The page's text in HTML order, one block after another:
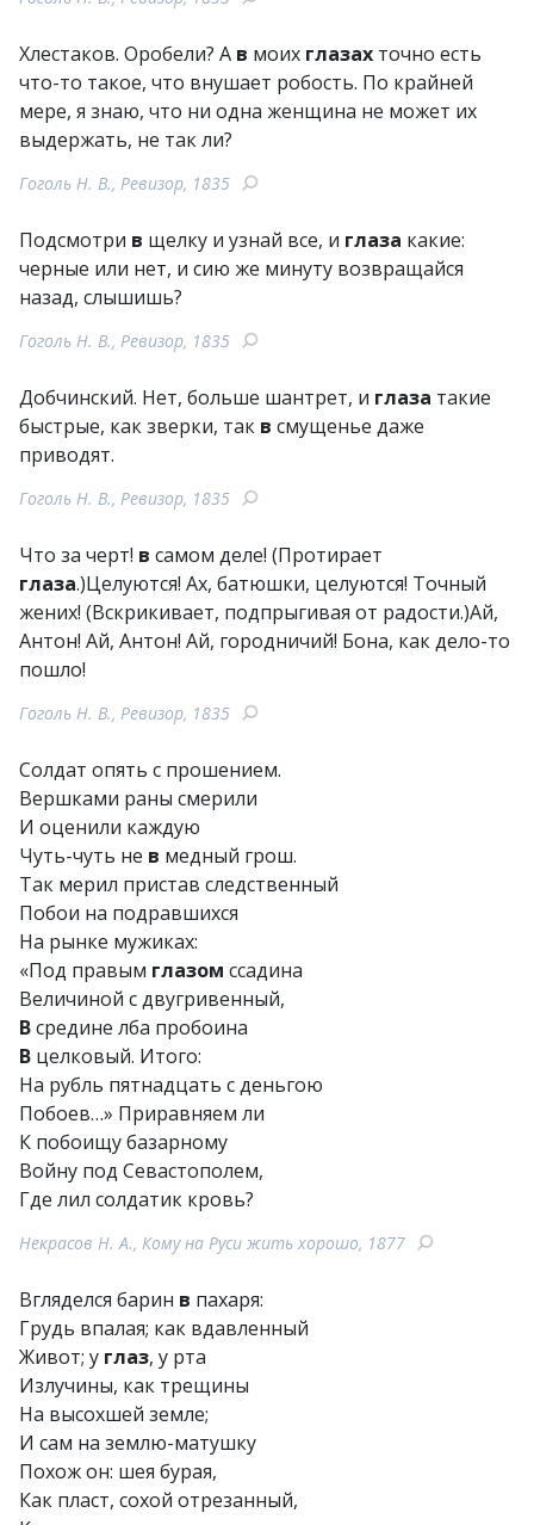
Хлестаков. Оробели? А в моих глазах точно есть
что-то такое, что внушает робость. По крайней
мере, я знаю, что ни одна женщина не может их
выдержать, не так ли?
Гоголь Н. В., Ревизор, 1835
Подсмотри в щелку и узнай все, и глаза какие:
черные или нет, и сию же минуту возвращайся
назад, слышишь?
Гоголь Н. В., Ревизор, 1835
Добчинский. Нет, больше шантрет, и глаза такие
быстрые, как зверки, так в смущенье даже
приводят.
Гоголь Н. В., Ревизор, 1835
Что за черт! в самом деле! (Протирает
глаза.)Целуются! Ах, батюшки, целуются! Точный
жених! (Вскрикивает, подпрыгивая от радости.)Ай,
Антон! Ай, Антон! Ай, городничий! Бона, как дело-то
пошло!
Гоголь Н. В., Ревизор, 1835
Солдат опять с прошением.
Вершками раны смерили
И оценили каждую
Чуть-чуть не в медный грош.
Так мерил пристав следственный
Побои на подравшихся
На рынке мужиках:
«Под правым глазом ссадина
Величиной с двугривенный,
Всредине лба пробоина
В целковый. Итого:
На рубль пятнадцать с деньгою
Побоев…» Приравняем ли
К побоищу базарному
Войну под Севастополем,
Где лил солдатик кровь?
Некрасов Н. А., Кому на Руси жить хорошо, 1877
Вгляделся барин в пахаря:
Грудь впалая; как вдавленный
Живот; у глаз, у рта
Излучины, как трещины
На высохшей земле;
И сам на землю-матушку
Похож он: шея бурая,
Как пласт, сохой отрезанный,